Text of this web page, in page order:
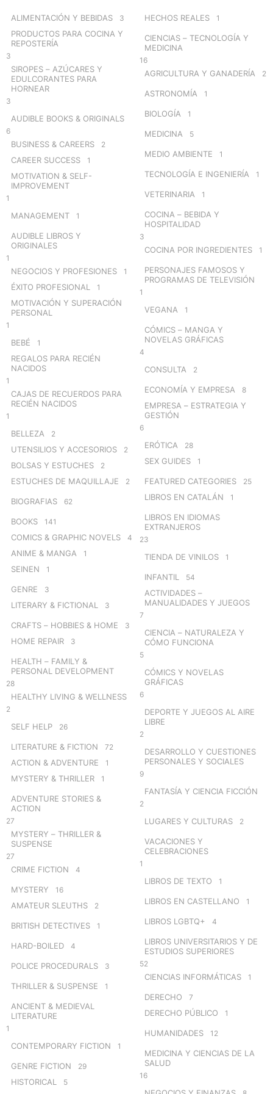
ALIMENTACIÓN Y BEBIDAS 3
PRODUCTOS PARA COCINA Y
REPOSTERÍA
3
SIROPES – AZÚCARES Y
EDULCORANTES PARA
HORNEAR
3
AUDIBLE BOOKS & ORIGINALS
6
BUSINESS & CAREERS 2
CAREER SUCCESS 1
MOTIVATION & SELF-
IMPROVEMENT
1
MANAGEMENT 1
AUDIBLE LIBROS Y
ORIGINALES
1
NEGOCIOS Y PROFESIONES 1
ÉXITO PROFESIONAL 1
MOTIVACIÓN Y SUPERACIÓN
PERSONAL
1
BEBÉ 1
REGALOS PARA RECIÉN
NACIDOS
1
CAJAS DE RECUERDOS PARA
RECIÉN NACIDOS
1
BELLEZA 2
UTENSILIOS Y ACCESORIOS 2
BOLSAS Y ESTUCHES 2
ESTUCHES DE MAQUILLAJE 2
BIOGRAFIAS 62
BOOKS 141
COMICS & GRAPHIC NOVELS 4
ANIME & MANGA 1
SEINEN 1
GENRE 3
LITERARY & FICTIONAL 3
CRAFTS – HOBBIES & HOME 3
HOME REPAIR 3
HEALTH – FAMILY &
PERSONAL DEVELOPMENT
28
HEALTHY LIVING & WELLNESS
2
SELF HELP 26
LITERATURE & FICTION 72
ACTION & ADVENTURE 1
MYSTERY & THRILLER 1
ADVENTURE STORIES &
ACTION
27
MYSTERY – THRILLER &
SUSPENSE
27
CRIME FICTION 4
MYSTERY 16
AMATEUR SLEUTHS 2
BRITISH DETECTIVES 1
HARD-BOILED 4
POLICE PROCEDURALS 3
THRILLER & SUSPENSE 1
ANCIENT & MEDIEVAL
LITERATURE
1
CONTEMPORARY FICTION 1
GENRE FICTION 29
HISTORICAL 5
HECHOS REALES 1
CIENCIAS – TECNOLOGÍA Y
MEDICINA
16
AGRICULTURA Y GANADERÍA 2
ASTRONOMÍA 1
BIOLOGÍA 1
MEDICINA 5
MEDIO AMBIENTE 1
TECNOLOGÍA E INGENIERÍA 1
VETERINARIA 1
COCINA – BEBIDA Y
HOSPITALIDAD
3
COCINA POR INGREDIENTES 1
PERSONAJES FAMOSOS Y
PROGRAMAS DE TELEVISIÓN
1
VEGANA 1
CÓMICS – MANGA Y
NOVELAS GRÁFICAS
4
CONSULTA 2
ECONOMÍA Y EMPRESA 8
EMPRESA – ESTRATEGIA Y
GESTIÓN
6
ERÓTICA 28
SEX GUIDES 1
FEATURED CATEGORIES 25
LIBROS EN CATALÁN 1
LIBROS EN IDIOMAS
EXTRANJEROS
23
TIENDA DE VINILOS 1
INFANTIL 54
ACTIVIDADES –
MANUALIDADES Y JUEGOS
7
CIENCIA – NATURALEZA Y
CÓMO FUNCIONA
5
CÓMICS Y NOVELAS
GRÁFICAS
6
DEPORTE Y JUEGOS AL AIRE
LIBRE
2
DESARROLLO Y CUESTIONES
PERSONALES Y SOCIALES
9
FANTASÍA Y CIENCIA FICCIÓN
2
LUGARES Y CULTURAS 2
VACACIONES Y
CELEBRACIONES
1
LIBROS DE TEXTO 1
LIBROS EN CASTELLANO 1
LIBROS LGBTQ+ 4
LIBROS UNIVERSITARIOS Y DE
ESTUDIOS SUPERIORES
52
CIENCIAS INFORMÁTICAS 1
DERECHO 7
DERECHO PÚBLICO 1
HUMANIDADES 12
MEDICINA Y CIENCIAS DE LA
SALUD
16